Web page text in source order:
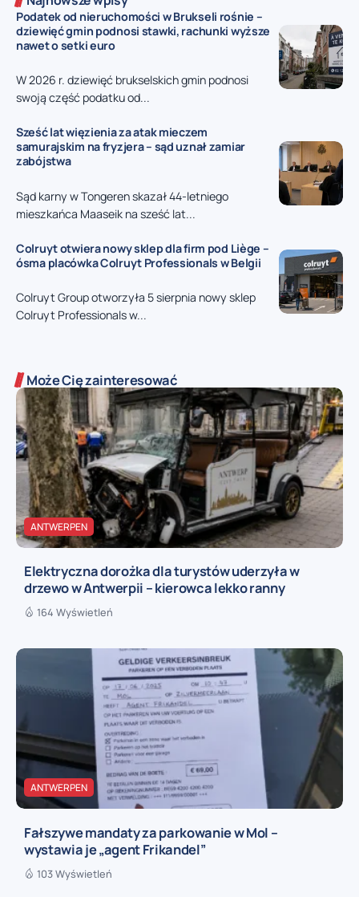
Podatek od nieruchomości w Brukseli rośnie –
dziewięć gmin podnosi stawki, rachunki wyższe
nawet o setki euro
W 2026 r. dziewięć brukselskich gmin podnosi
swoją część podatku od...
Sześć lat więzienia za atak mieczem
samurajskim na fryzjera – sąd uznał zamiar
zabójstwa
Sąd karny w Tongeren skazał 44-letniego
mieszkańca Maaseik na sześć lat...
Colruyt otwiera nowy sklep dla firm pod Liège –
ósma placówka Colruyt Professionals w Belgii
Colruyt Group otworzyła 5 sierpnia nowy sklep
Colruyt Professionals w...
Może Cię zainteresować
ANTWERPEN
Elektryczna dorożka dla turystów uderzyła w
drzewo w Antwerpii – kierowca lekko ranny
164 Wyświetleń
ANTWERPEN
Fałszywe mandaty za parkowanie w Mol –
wystawia je „agent Frikandel”
103 Wyświetleń